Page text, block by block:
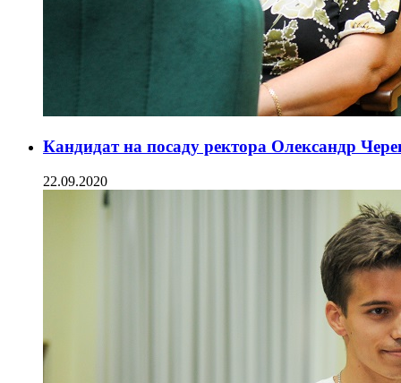
Кандидат на посаду ректора Олександр
22.09.2020